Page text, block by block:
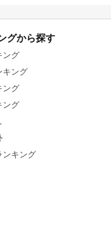
グから探す
ング
キング
ング
ング
ンキング